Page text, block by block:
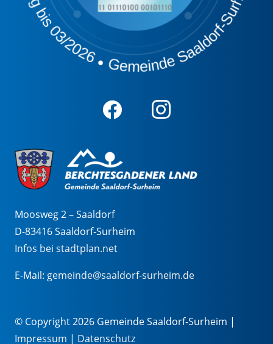
Moosweg 2 – Saaldorf
D-83416 Saaldorf-Surheim
Infos bei stadtplan.net
E-Mail: gemeinde@saaldorf-surheim.de
© Copyright 2026 Gemeinde Saaldorf-Surheim |
Impressum | Datenschutz